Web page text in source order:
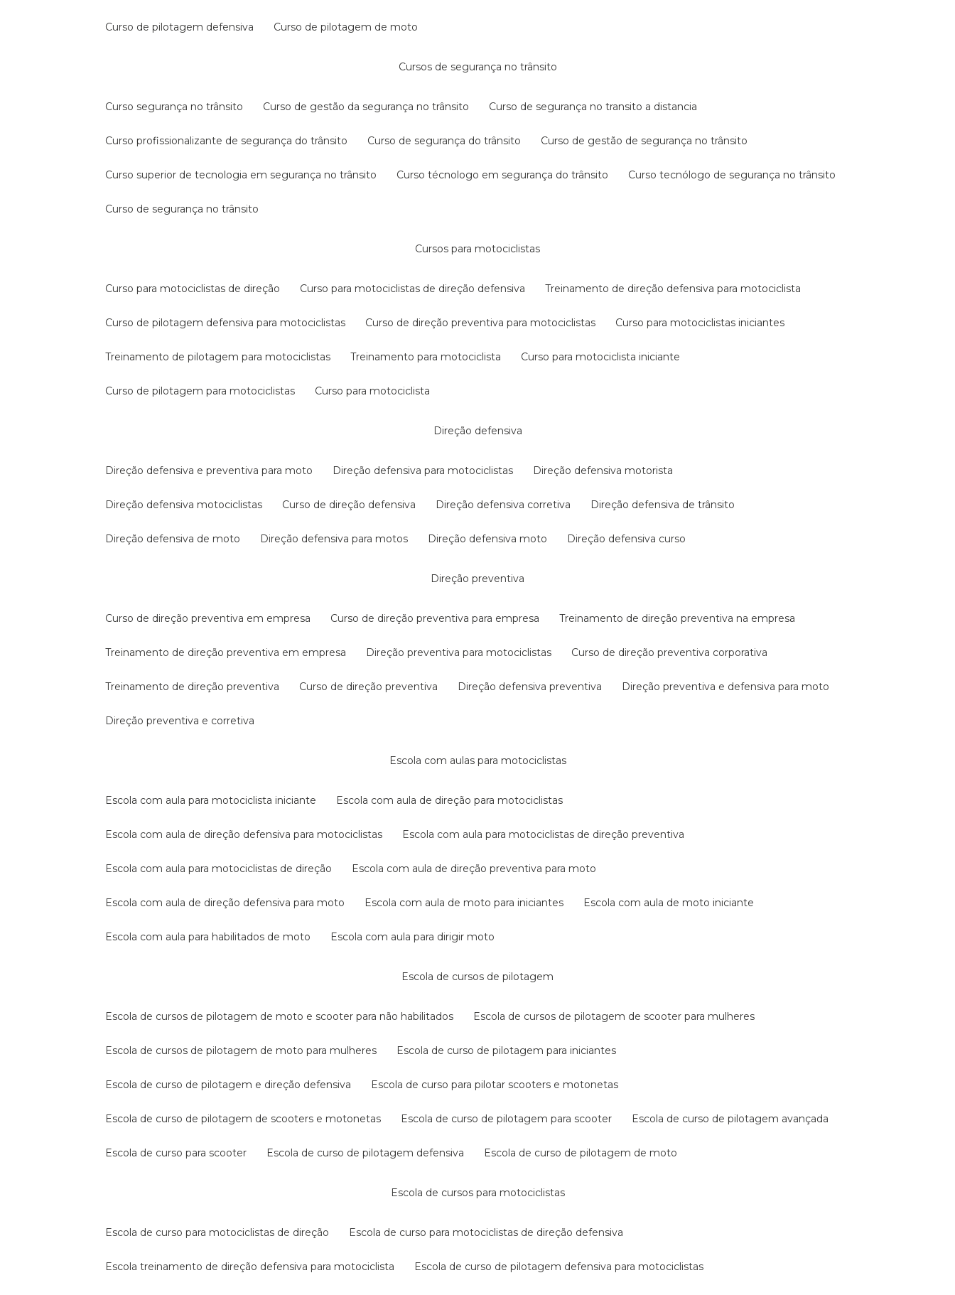
curso de pilotagem defensiva curso de pilotagem de moto
cursos de segurança no trânsito
curso segurança no trânsito curso de gestão da segurança no trânsito curso de segurança no transito a distancia
curso profissionalizante de segurança do trânsito curso de segurança do trânsito curso de gestão de segurança no trânsito
curso superior de tecnologia em segurança no trânsito curso técnologo em segurança do trânsito curso tecnólogo de segurança no trânsito
curso de segurança no trânsito
cursos para motociclistas
curso para motociclistas de direção curso para motociclistas de direção defensiva treinamento de direção defensiva para motociclista
curso de pilotagem defensiva para motociclistas curso de direção preventiva para motociclistas curso para motociclistas iniciantes
treinamento de pilotagem para motociclistas treinamento para motociclista curso para motociclista iniciante
curso de pilotagem para motociclistas curso para motociclista
direção defensiva
direção defensiva e preventiva para moto direção defensiva para motociclistas direção defensiva motorista
direção defensiva motociclistas curso de direção defensiva direção defensiva corretiva direção defensiva de trânsito
direção defensiva de moto direção defensiva para motos direção defensiva moto direção defensiva curso
direção preventiva
curso de direção preventiva em empresa curso de direção preventiva para empresa treinamento de direção preventiva na empresa
treinamento de direção preventiva em empresa direção preventiva para motociclistas curso de direção preventiva corporativa
treinamento de direção preventiva curso de direção preventiva direção defensiva preventiva direção preventiva e defensiva para moto
direção preventiva e corretiva
escola com aulas para motociclistas
escola com aula para motociclista iniciante escola com aula de direção para motociclistas
escola com aula de direção defensiva para motociclistas escola com aula para motociclistas de direção preventiva
escola com aula para motociclistas de direção escola com aula de direção preventiva para moto
escola com aula de direção defensiva para moto escola com aula de moto para iniciantes escola com aula de moto iniciante
escola com aula para habilitados de moto escola com aula para dirigir moto
escola de cursos de pilotagem
escola de cursos de pilotagem de moto e scooter para não habilitados escola de cursos de pilotagem de scooter para mulheres
escola de cursos de pilotagem de moto para mulheres escola de curso de pilotagem para iniciantes
escola de curso de pilotagem e direção defensiva escola de curso para pilotar scooters e motonetas
escola de curso de pilotagem de scooters e motonetas escola de curso de pilotagem para scooter escola de curso de pilotagem avançada
escola de curso para scooter escola de curso de pilotagem defensiva escola de curso de pilotagem de moto
escola de cursos para motociclistas
escola de curso para motociclistas de direção escola de curso para motociclistas de direção defensiva
escola treinamento de direção defensiva para motociclista escola de curso de pilotagem defensiva para motociclistas